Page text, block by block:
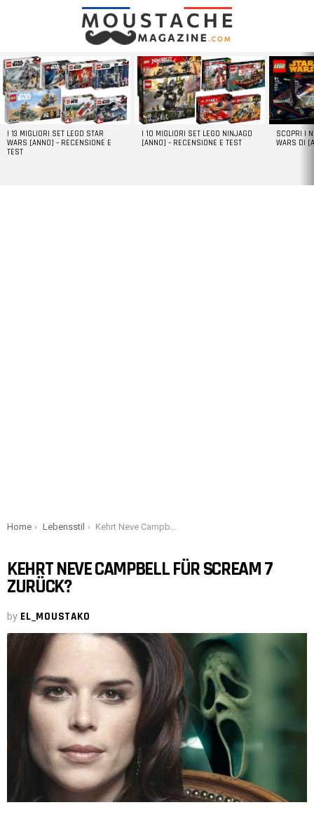
LATEST
STORIES
I 13 MIGLIORI SET LEGO STAR
WARS [ANNO] – RECENSIONE E
TEST
I 10 MIGLIORI SET LEGO NINJAGO
[ANNO] – RECENSIONE E TEST
SCOPRI I
WARS DI
You are here:
Home Lebensstil Kehrt Neve Campbell für Scream 7 zurück?
KEHRT NEVE CAMPBELL FÜR SCREAM 7
ZURÜCK?
by EL_MOUSTAKO